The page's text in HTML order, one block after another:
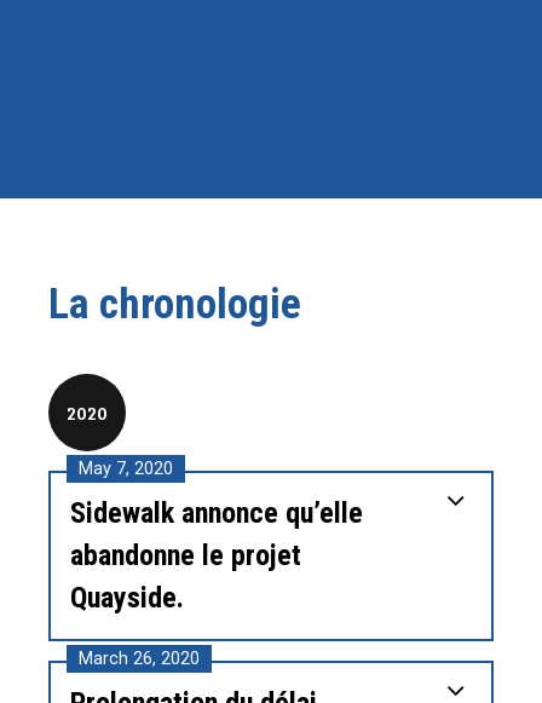
La chronologie
2020
May 7, 2020
Sidewalk annonce qu’elle
abandonne le projet
Quayside.
March 26, 2020